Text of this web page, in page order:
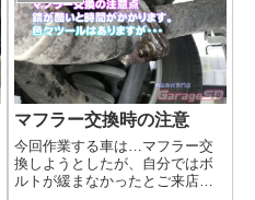
の溶接部分にクラックが入り、
排気漏れを起こしています。こ
のままほったらかすとクラック
が一周して、ポ...
マフラー交換時の注意
今回作業する車は…マフラー交
換しようとしたが、自分ではボ
ルトが緩まなかったとご来店…